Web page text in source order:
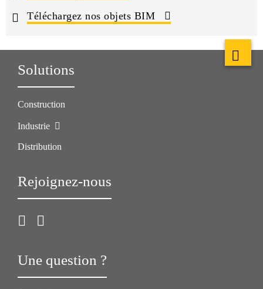
Téléchargez nos objets BIM
Solutions
Construction
Industrie
Distribution
Rejoignez-nous
Une question ?